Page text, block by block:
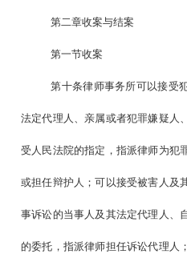
第二章收案与结案
第一节收案
第十条律师事务所可以接受
法定代理人、亲属或者犯罪嫌疑人
受人民法院的指定，指派律师为犯
或担任辩护人；可以接受被害人及
事诉讼的当事人及其法定代理人、
的委托，指派律师担任诉讼代理人